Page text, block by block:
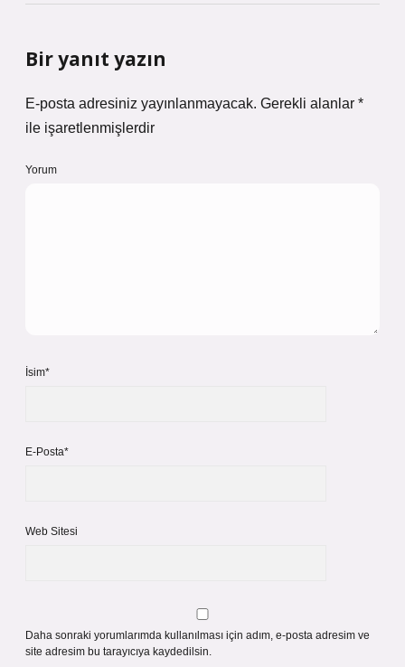
Bir yanıt yazın
E-posta adresiniz yayınlanmayacak. Gerekli alanlar *
ile işaretlenmişlerdir
Yorum
İsim*
E-Posta*
Web Sitesi
Daha sonraki yorumlarımda kullanılması için adım, e-posta adresim ve
site adresim bu tarayıcıya kaydedilsin.